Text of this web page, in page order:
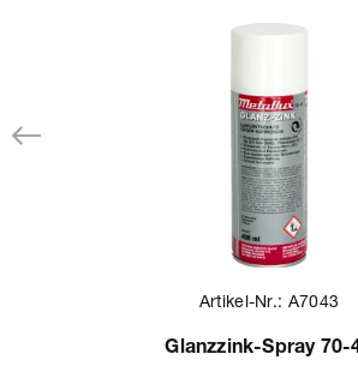
Artikel-Nr.: A7043
Glanzzink-Spray 70-